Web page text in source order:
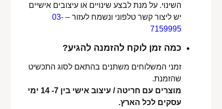
השינוי. על מנת לבצע שינויים או עיצובים אישיים
יש ליצור קשר טלפוני ונשמח לעזור –03-
7159995
כמה זמן לוקח להזמנה להגיע?
זמני המשלוחים משתנים בהתאם לסוג התכשיט
שהזמנת.
מוצרים עם חריטה / עיצוב אישי בין 7- 14 ימי
עסקים לכל הארץ.